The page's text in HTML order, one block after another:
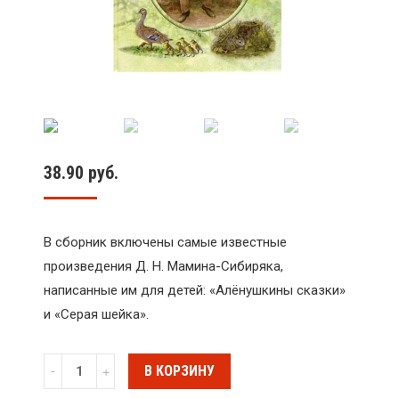
38.90 руб.
В сборник включены самые известные
произведения Д. Н. Мамина-Сибиряка,
написанные им для детей: «Алёнушкины сказки»
и «Серая шейка».
Количество
"Алёнушкины
В КОРЗИНУ